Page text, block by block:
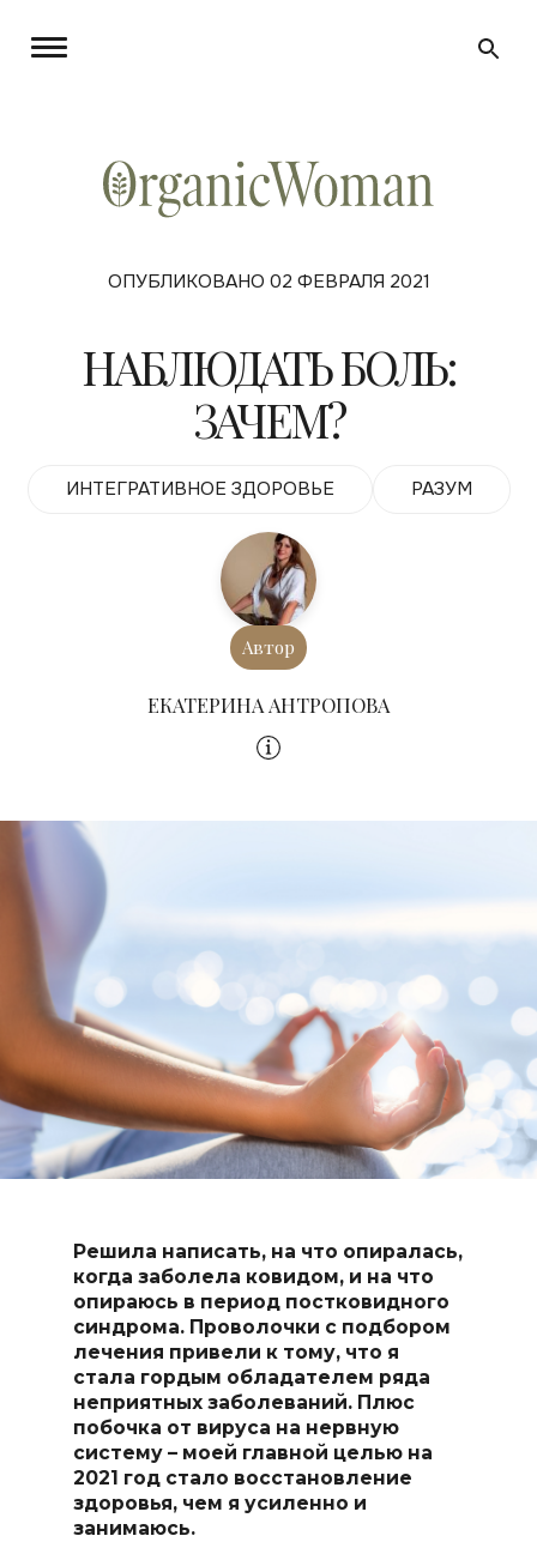
ОПУБЛИКОВАНО 02 ФЕВРАЛЯ 2021
НАБЛЮДАТЬ БОЛЬ:
ЗАЧЕМ?
ИНТЕГРАТИВНОЕ ЗДОРОВЬЕ РАЗУМ
Автор
ЕКАТЕРИНА АНТРОПОВА
Решила написать, на что опиралась,
когда заболела ковидом, и на что
опираюсь в период постковидного
синдрома. Проволочки с подбором
лечения привели к тому, что я
стала гордым обладателем ряда
неприятных заболеваний. Плюс
побочка от вируса на нервную
систему – моей главной целью на
2021 год стало восстановление
здоровья, чем я усиленно и
занимаюсь.